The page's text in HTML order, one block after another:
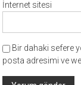
İnternet sitesi
Bir dahaki sefere
posta adresimi ve